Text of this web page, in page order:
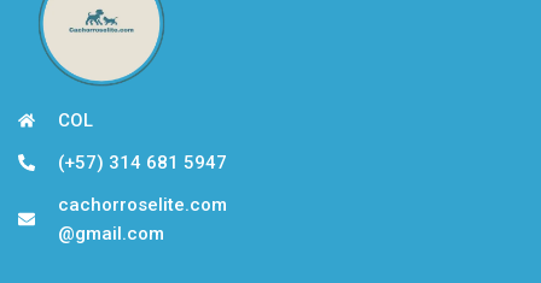
COL
(+57) 314 681 5947
cachorroselite.com
@gmail.com